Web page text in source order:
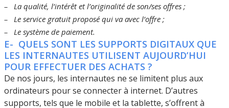
– La qualité, l’intérêt et l’originalité de son/ses offres ;
– Le service gratuit proposé qui va avec l’offre ;
– Le système de paiement.
E- QUELS SONT LES SUPPORTS DIGITAUX QUE
LES INTERNAUTES UTILISENT AUJOURD’HUI
POUR EFFECTUER DES ACHATS ?
De nos jours, les internautes ne se limitent plus aux
ordinateurs pour se connecter à internet. D’autres
supports, tels que le mobile et la tablette, s’offrent à